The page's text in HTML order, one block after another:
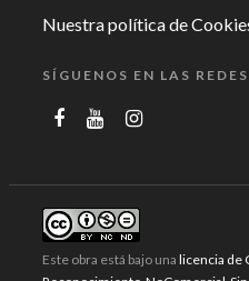
Nuestra política de
SÍGUENOS EN LAS REDES
Este obra está bajo una licencia de